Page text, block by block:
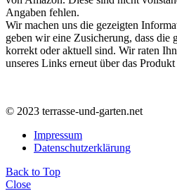
Angaben fehlen.
Wir machen uns die gezeigten
geben wir eine Zusicherung, dass die
korrekt oder aktuell sind. Wir raten
unseres Links erneut über das
© 2023 terrasse-und-garten.net
Impressum
Datenschutzerklärung
Back to Top
Close